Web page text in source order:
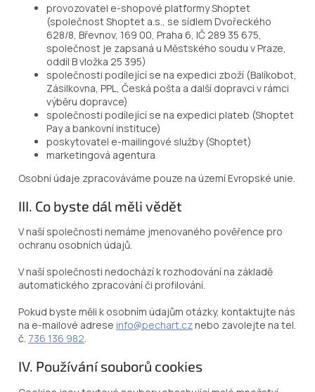
provozovatel e-shopové platformy Shoptet
(společnost Shoptet a.s., se sídlem Dvořeckého
628/8, Břevnov, 169 00, Praha 6, IČ 289 35 675,
společnost je zapsaná u Městského soudu v Praze,
oddíl B vložka 25 395)
společnosti podílející se na expedici zboží (Balíkobot,
Zásilkovna, PPL, Česká pošta a další dopravci v rámci
výběru dopravce)
společnosti podílející se na expedici plateb (Shoptet
Pay a bankovní instituce)
poskytovatel e-mailingové služby (Shoptet)
marketingová agentura
Osobní údaje zpracováváme pouze na území Evropské unie.
III. Co byste dál měli vědět
V naší společnosti nemáme jmenovaného pověřence pro
ochranu osobních údajů.
V naší společnosti nedochází k rozhodování na základě
automatického zpracování či profilování.
Pokud byste měli k osobním údajům otázky, kontaktujte nás
na e-mailové adrese info@pechart.cznebo zavolejte na tel.
č. 736 136 982.
IV. Používání souborů cookies